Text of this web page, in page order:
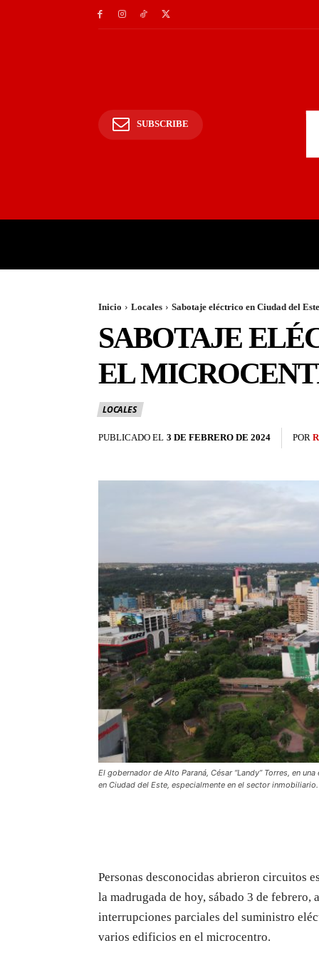
SUBSCRIBE
Inicio Locales Sabotaje eléctrico en Ciudad del
SABOTAJE
EL
LOCALES
PUBLICADO EL 3 DE FEBRERO DE 2024 POR
El gobernador de Alto Paraná, César “Landy” Torres, en
en Ciudad del Este, especialmente en el sector inmobiliario.
Personas desconocidas abrieron circuitos
la madrugada de hoy, sábado 3 de
interrupciones parciales del suministro
varios edificios en el microcentro.